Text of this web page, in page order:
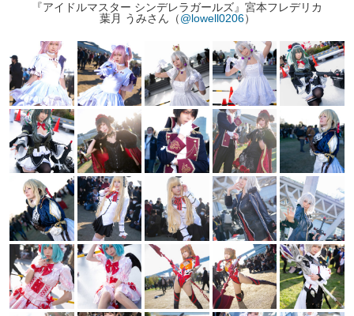
『アイドルマスター シンデレラガールズ』宮本フレデリカ
葉月 うみさん（@lowell0206）